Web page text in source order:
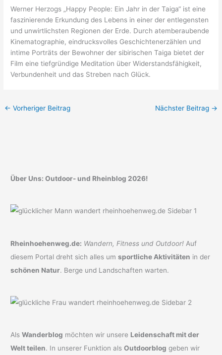
Werner Herzogs „Happy People: Ein Jahr in der Taiga“ ist eine
faszinierende Erkundung des Lebens in einer der entlegensten
und unwirtlichsten Regionen der Erde. Durch atemberaubende
Kinematographie, eindrucksvolles Geschichtenerzählen und
intime Porträts der Bewohner der sibirischen Taiga bietet der
Film eine tiefgründige Meditation über Widerstandsfähigkeit,
Verbundenheit und das Streben nach Glück.
← Vorheriger Beitrag Nächster Beitrag →
Über Uns: Outdoor- und Rheinblog 2026!
Rheinhoehenweg.de: Wandern, Fitness und Outdoor! Auf
diesem Portal dreht sich alles umsportliche Aktivitäten in der
schönen Natur. Berge und Landschaften warten.
AlsWanderblog möchten wir unsere Leidenschaft mit der
Welt teilen. In unserer Funktion alsOutdoorblog geben wir